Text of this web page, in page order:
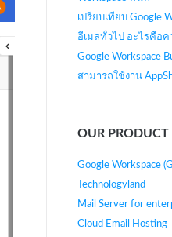
เปรียบเทียบ Google
อีเมลทั่วไป อะไรคือ
Google Workspace
สามารถใช้งาน
OUR PRODUCT
Google Workspace
Technologyland
Mail Server for
Cloud Email Hosting